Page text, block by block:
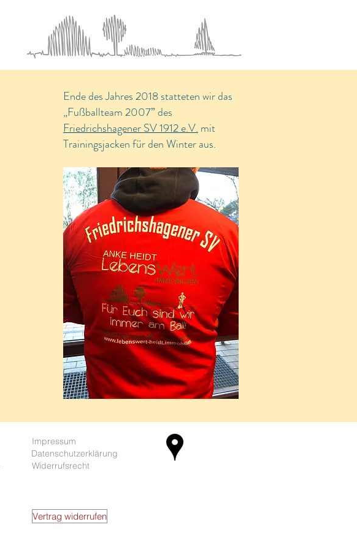
Ende des Jahres 2018 statteten wir das
„Fußballteam 2007” des
Friedrichshagener SV 1912 e.V. mit
Trainingsjacken für den Winter aus.
Impressum
Datenschutzerklärung
Widerrufsrecht
Vertrag widerrufen